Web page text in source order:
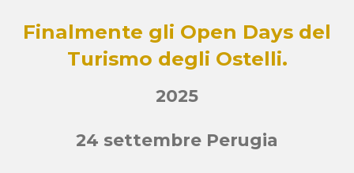
Finalmente gli Open Days del
Turismo degli Ostelli.
2025
24 settembre Perugia